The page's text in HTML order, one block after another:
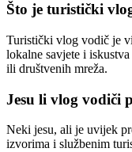
Što je turistički
Turistički vlog vodič je
lokalne savjete i
ili društvenih mreža.
Jesu li vlog vodiči
Neki jesu, ali je uvijek
izvorima i službenim